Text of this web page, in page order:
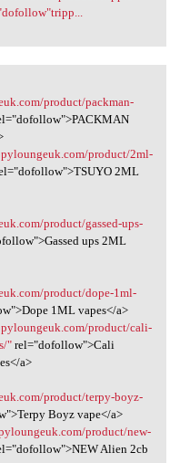
product/packman-
product/2ml-
2ML
product/gassed-ups-
ups 2ML
product/dope-1ml-
1ML vapes</a>
product/cali-
"rel="dofollow">Cali
a>
product/terpy-boyz-
Boyz vape</a>
product/new-
Alien 2cb